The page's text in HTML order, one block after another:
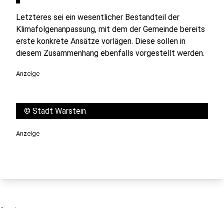
Letzteres sei ein wesentlicher Bestandteil der
Klimafolgenanpassung, mit dem der Gemeinde bereits
erste konkrete Ansätze vorlägen. Diese sollen in
diesem Zusammenhang ebenfalls vorgestellt werden.
Anzeige
© Stadt Warstein
Anzeige